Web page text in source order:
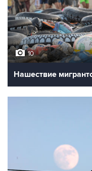
10
Нашествие